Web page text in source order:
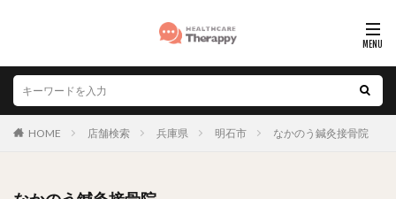
HOME 店舗検索 兵庫県 明石市 なかのう鍼灸接骨院